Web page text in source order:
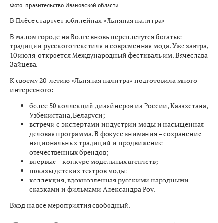
Фото: правительство Ивановской области
В Плёсе стартует юбилейная «Льняная палитра»
В малом городе на Волге вновь переплетутся богатые
традиции русского текстиля и современная мода. Уже завтра,
10 июля, откроется Международный фестиваль им. Вячеслава
Зайцева.
К своему 20-летию «Льняная палитра» подготовила много
интересного:
более 50 коллекций дизайнеров из России, Казахстана,
Узбекистана, Беларуси;
встречи с экспертами индустрии моды и насыщенная
деловая программа. В фокусе внимания – сохранение
национальных традиций и продвижение
отечественных брендов;
впервые – конкурс модельных агентств;
показы детских театров моды;
коллекция, вдохновленная русскими народными
сказками и фильмами Александра Роу.
Вход на все мероприятия свободный.